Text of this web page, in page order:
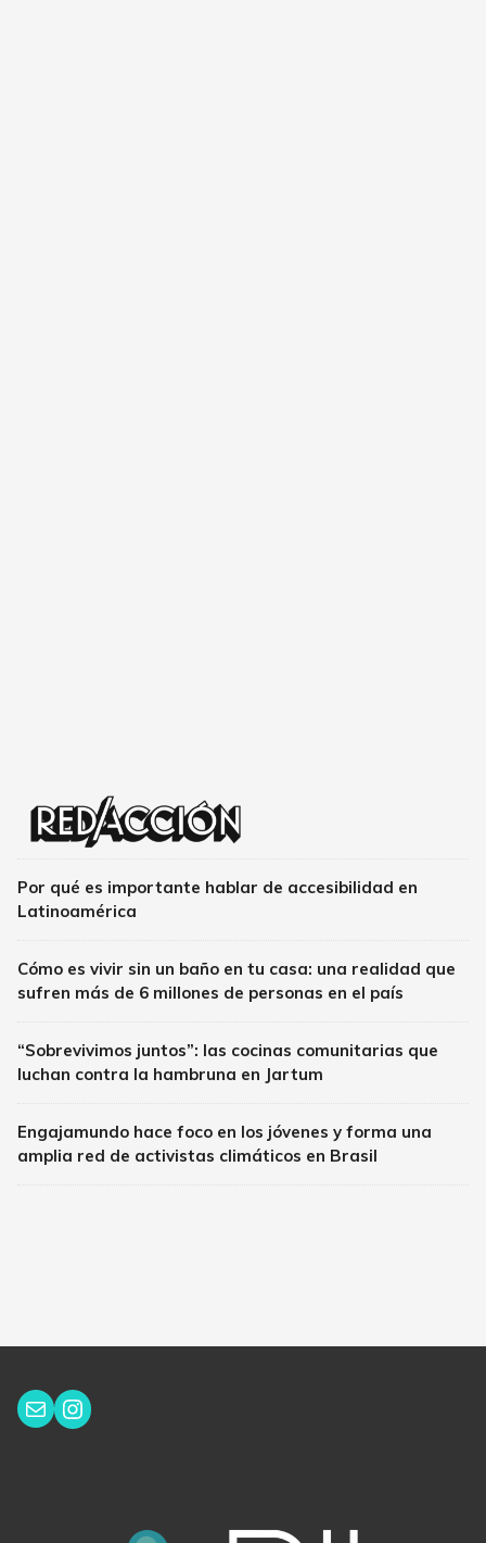
Por qué es importante hablar de accesibilidad en
Latinoamérica
Cómo es vivir sin un baño en tu casa: una realidad que
sufren más de 6 millones de personas en el país
“Sobrevivimos juntos”: las cocinas comunitarias que
luchan contra la hambruna en Jartum
Engajamundo hace foco en los jóvenes y forma una
amplia red de activistas climáticos en Brasil
Correo electrónico
Instagram